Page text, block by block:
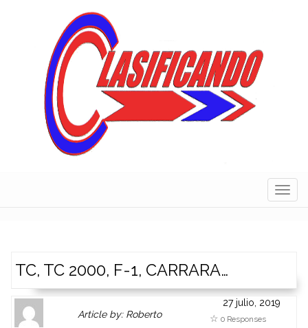
TC, TC 2000, F-1, CARRARA…
Author
Gravatar
Article by: Roberto
27 julio, 2019
0 Responses